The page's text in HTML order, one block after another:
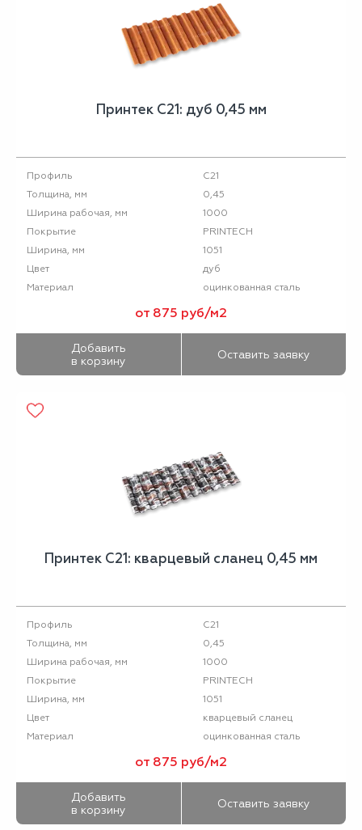
Принтек С21: дуб 0,45 мм
Профиль
С21
Толщина, мм
0,45
Ширина рабочая, мм
1000
Покрытие
PRINTECH
Ширина, мм
1051
Цвет
дуб
Материал
оцинкованная сталь
от 875 руб/м2
Добавить
в корзину
Оставить заявку
Принтек С21: кварцевый сланец 0,45 мм
Профиль
С21
Толщина, мм
0,45
Ширина рабочая, мм
1000
Покрытие
PRINTECH
Ширина, мм
1051
Цвет
кварцевый сланец
Материал
оцинкованная сталь
от 875 руб/м2
Добавить
в корзину
Оставить заявку